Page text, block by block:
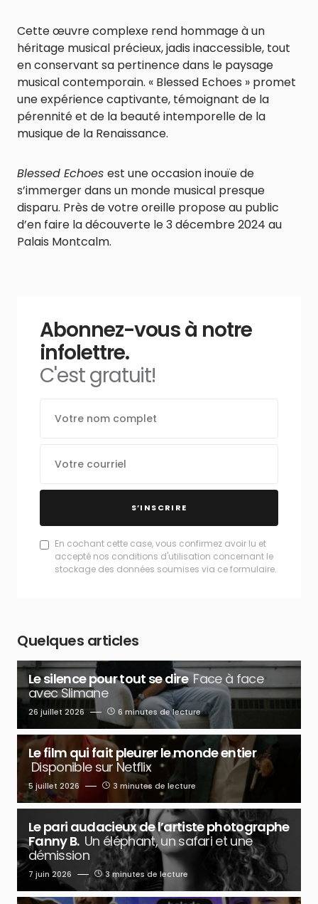
Cette œuvre complexe rend hommage à un
héritage musical précieux, jadis inaccessible, tout
en conservant sa pertinence dans le paysage
musical contemporain. « Blessed Echoes » promet
une expérience captivante, témoignant de la
pérennité et de la beauté intemporelle de la
musique de la Renaissance.
Blessed Echoes est une occasion inouïe de
s’immerger dans un monde musical presque
disparu. Près de votre oreille propose au public
d’en faire la découverte le 3 décembre 2024 au
Palais Montcalm.
Abonnez-vous à notre
infolettre.
C'est gratuit!
S’INSCRIRE
En cochant cette case, vous confirmez avoir lu et
accepté nos conditions d'utilisation concernant le
stockage des données soumises via ce formulaire.
Quelques articles
Le silence pour tout se dire Face à face
avec Slimane
26 juillet 2026 6 minutes de lecture
Le film qui fait pleurer le monde entier
Disponible sur Netflix
5 juillet 2026 3 minutes de lecture
Le pari audacieux de l’artiste photographe
Fanny B. Un éléphant, un safari et une
démission
7 juin 2026 3 minutes de lecture